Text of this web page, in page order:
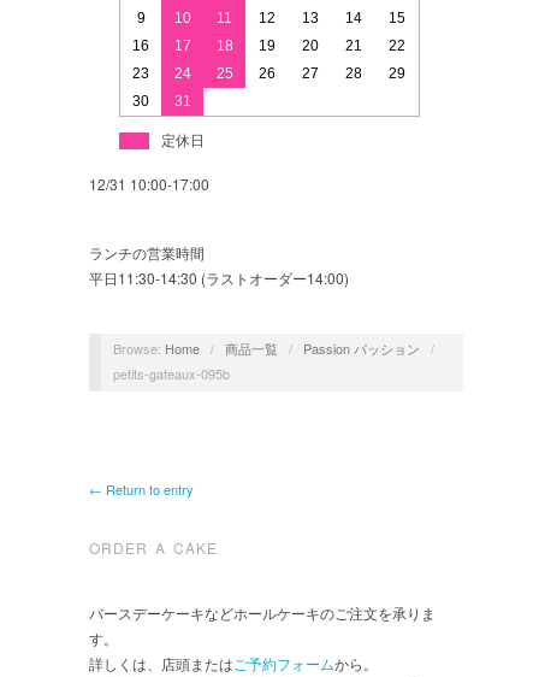
9
10 11 12 13 14
15
16
17 18 19 20 21
22
23
24 25 26 27 28
29
30
31
定休日
12/31 10:00-17:00
ランチの営業時間
平日11:30-14:30 (ラストオーダー14:00)
Browse: Home / 商品一覧 / Passion パッション
/
petits-gateaux-095b
← Return to entry
ORDER A CAKE
バースデーケーキなどホールケーキのご注文を承りま
す。
詳しくは、店頭またはご予約フォームから。